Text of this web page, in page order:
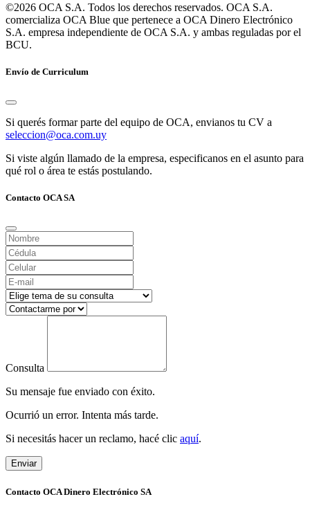
©2026 OCA S.A. Todos los derechos reservados. OCA S.A.
comercializa OCA Blue que pertenece a OCA Dinero Electrónico
S.A. empresa independiente de OCA S.A. y ambas reguladas por el
BCU.
Envío de Curriculum
Si querés formar parte del equipo de OCA, envianos tu CV a
seleccion@oca.com.uy
Si viste algún llamado de la empresa, especificanos en el asunto para
qué rol o área te estás postulando.
Contacto OCA SA
Consulta
Su mensaje fue enviado con éxito.
Ocurrió un error. Intenta más tarde.
Si necesitás hacer un reclamo, hacé clic aquí.
Enviar
Contacto OCA Dinero Electrónico SA